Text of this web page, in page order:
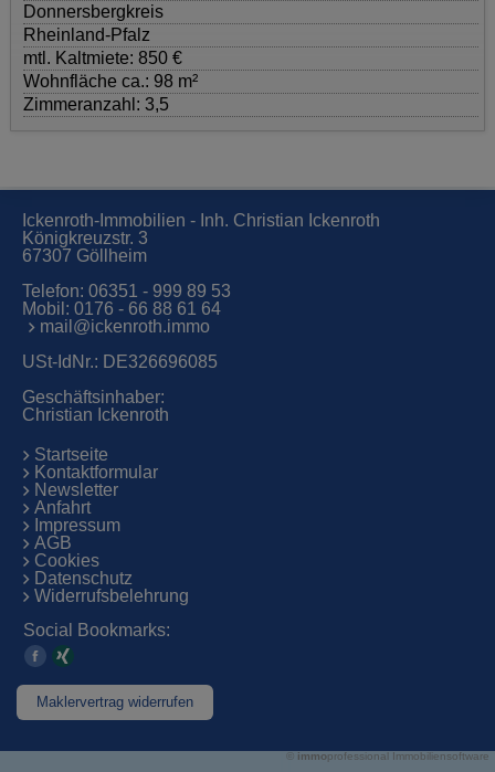
Donnersbergkreis
Rheinland-Pfalz
mtl. Kaltmiete: 850 €
Wohnfläche ca.: 98 m²
Zimmeranzahl: 3,5
Ickenroth-Immobilien - Inh. Christian Ickenroth
Königkreuzstr. 3
67307 Göllheim
Telefon: 06351 - 999 89 53
Mobil: 0176 - 66 88 61 64
mail@ickenroth.immo
USt-IdNr.: DE326696085
Geschäftsinhaber:
Christian Ickenroth
Startseite
Kontaktformular
Newsletter
Anfahrt
Impressum
AGB
Cookies
Datenschutz
Widerrufsbelehrung
Social Bookmarks:
Maklervertrag widerrufen
© immoprofessional Immobiliensoftware